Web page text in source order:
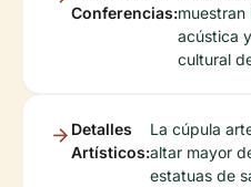
Conferencias:
acústica
cultural
Detalles
Artísticos:
La cúpula
altar mayor
estatuas de